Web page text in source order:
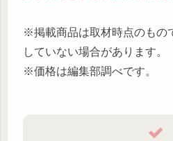
※掲載商品は取材時点のもの
していない場合があります。
※価格は編集部調べです。